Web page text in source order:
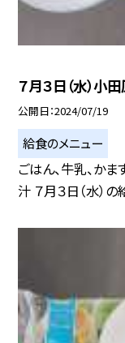
７月３日（水）小
公開日 2024/07/19
給食のメニュー
ごはん、牛乳、か
汁 ７月３日（水）